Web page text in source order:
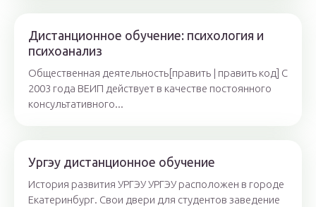
Дистанционное обучение: психология и
психоанализ
Общественная деятельность[править | править код] С
2003 года ВЕИП действует в качестве постоянного
консультативного...
Ургэу дистанционное обучение
История развития УРГЭУ УРГЭУ расположен в городе
Екатеринбург. Свои двери для студентов заведение